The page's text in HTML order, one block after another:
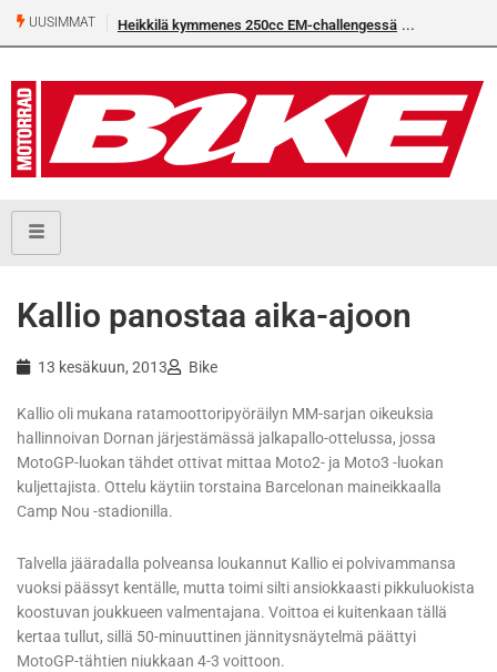
UUSIMMAT Heikkilä kymmenes 250cc EM-challengessä
Kallio panostaa aika-ajoon
13 kesäkuun, 2013 Bike
Kallio oli mukana ratamoottoripyöräilyn MM-sarjan oikeuksia
hallinnoivan Dornan järjestämässä jalkapallo-ottelussa, jossa
MotoGP-luokan tähdet ottivat mittaa Moto2- ja Moto3 -luokan
kuljettajista. Ottelu käytiin torstaina Barcelonan maineikkaalla
Camp Nou -stadionilla.
Talvella jääradalla polveansa loukannut Kallio ei polvivammansa
vuoksi päässyt kentälle, mutta toimi silti ansiokkaasti pikkuluokista
koostuvan joukkueen valmentajana. Voittoa ei kuitenkaan tällä
kertaa tullut, sillä 50-minuuttinen jännitysnäytelmä päättyi
MotoGP-tähtien niukkaan 4-3 voittoon.